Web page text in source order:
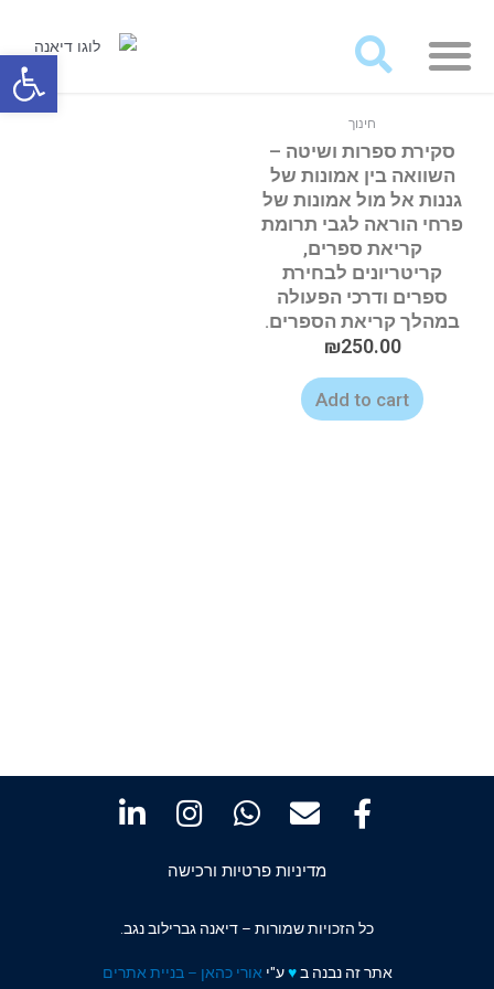
חינוך
סקירת ספרות ושיטה –
השוואה בין אמונות של
גננות אל מול אמונות של
פרחי הוראה לגבי תרומת
קריאת ספרים,
קריטריונים לבחירת
ספרים ודרכי הפעולה
במהלך קריאת הספרים.
₪250.00
Add to cart
מדיניות פרטיות ורכישה
כל הזכויות שמורות – דיאנה גברילוב נגב.
אתר זה נבנה ב♥️ע"י אורי כהאן – בניית אתרים
פתח